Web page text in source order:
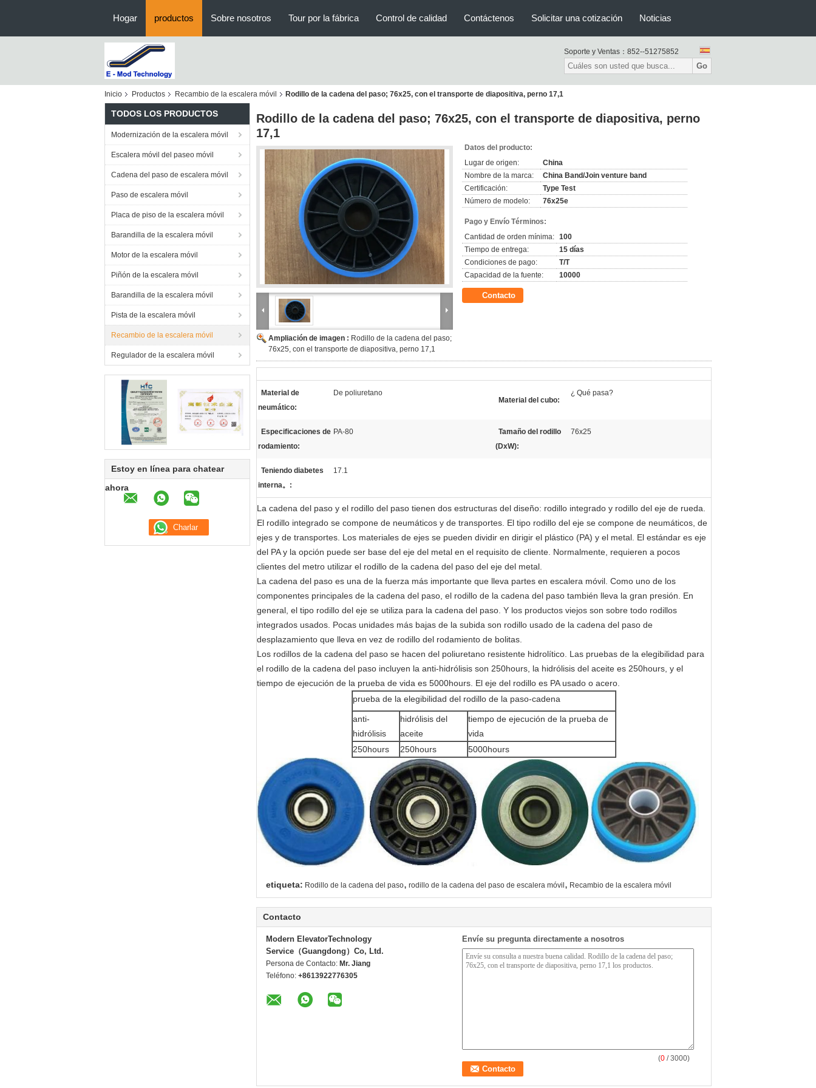
Hogar productos Sobre nosotros Tour por la fábrica Control de calidad Contáctenos Solicitar una cotización Noticias
Soporte y Ventas： 852--51275852
Go
Inicio Productos Recambio de la escalera móvil Rodillo de la cadena del paso; 76x25, con el transporte de diapositiva, perno 17,1
TODOS LOS PRODUCTOS
Modernización de la escalera móvil
Escalera móvil del paseo móvil
Cadena del paso de escalera móvil
Paso de escalera móvil
Placa de piso de la escalera móvil
Barandilla de la escalera móvil
Motor de la escalera móvil
Piñón de la escalera móvil
Barandilla de la escalera móvil
Pista de la escalera móvil
Recambio de la escalera móvil
Regulador de la escalera móvil
Estoy en línea para chatear
ahora
Rodillo de la cadena del paso; 76x25, con el transporte de diapositiva, perno
17,1
Ampliación de imagen : Rodillo de la cadena del paso;
76x25, con el transporte de diapositiva, perno 17,1
Datos del producto:
Lugar de origen:
China
Nombre de la marca:
China Band/Join venture band
Certificación:
Type Test
Número de modelo:
76x25e
Pago y Envío Términos:
Cantidad de orden mínima: 100
Tiempo de entrega:
15 días
Condiciones de pago:
T/T
Capacidad de la fuente:
10000
Contacto
Material de
neumático:
De poliuretano
Material del cubo:
¿ Qué pasa?
Especificaciones de
rodamiento:
PA-80
Tamaño del rodillo
(DxW):
76x25
Teniendo diabetes
interna。:
17.1
La cadena del paso y el rodillo del paso tienen dos estructuras del diseño: rodillo integrado y rodillo del eje de rueda.
El rodillo integrado se compone de neumáticos y de transportes. El tipo rodillo del eje se compone de neumáticos, de
ejes y de transportes. Los materiales de ejes se pueden dividir en dirigir el plástico (PA) y el metal. El estándar es eje
del PA y la opción puede ser base del eje del metal en el requisito de cliente. Normalmente, requieren a pocos
clientes del metro utilizar el rodillo de la cadena del paso del eje del metal.
La cadena del paso es una de la fuerza más importante que lleva partes en escalera móvil. Como uno de los
componentes principales de la cadena del paso, el rodillo de la cadena del paso también lleva la gran presión. En
general, el tipo rodillo del eje se utiliza para la cadena del paso. Y los productos viejos son sobre todo rodillos
integrados usados. Pocas unidades más bajas de la subida son rodillo usado de la cadena del paso de
desplazamiento que lleva en vez de rodillo del rodamiento de bolitas.
Los rodillos de la cadena del paso se hacen del poliuretano resistente hidrolítico. Las pruebas de la elegibilidad para
el rodillo de la cadena del paso incluyen la anti-hidrólisis son 250hours, la hidrólisis del aceite es 250hours, y el
tiempo de ejecución de la prueba de vida es 5000hours. El eje del rodillo es PA usado o acero.
prueba de la elegibilidad del rodillo de la paso-cadena
anti-
hidrólisis
hidrólisis del
aceite
tiempo de ejecución de la prueba de
vida
250hours
250hours 5000hours
etiqueta: Rodillo de la cadena del paso, rodillo de la cadena del paso de escalera móvil , Recambio de la escalera móvil
Contacto
Modern ElevatorTechnology
Service（Guangdong）Co, Ltd.
Persona de Contacto: Mr. Jiang
Teléfono: +8613922776305
Envíe su pregunta directamente a nosotros
(0 / 3000)